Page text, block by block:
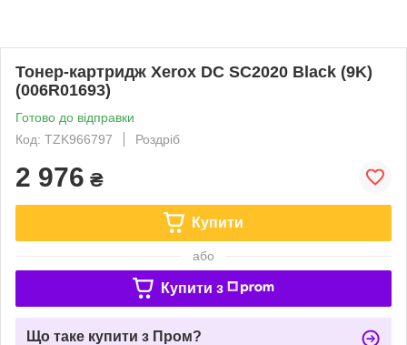
Тонер-картридж Xerox DC SC2020 Black (9K)
(006R01693)
Готово до відправки
Код: TZK966797
Роздріб
2 976 ₴
Купити
або
Купити з
Що таке купити з Пром?